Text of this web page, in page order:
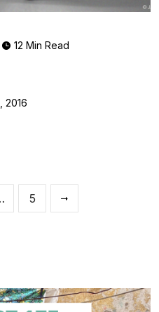
12 Min Read
2016
5